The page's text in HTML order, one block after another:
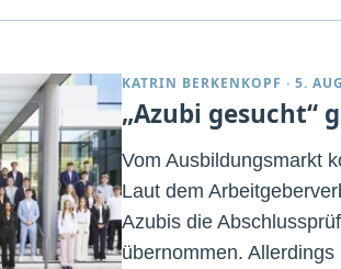
KATRIN BERKENKOPF · 5.
„Azubi gesucht“
Vom Ausbildungsmarkt
Laut dem
Azubis die
übernommen.